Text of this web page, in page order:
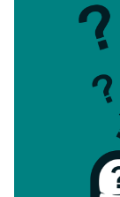
Opleiding &
Kennis &